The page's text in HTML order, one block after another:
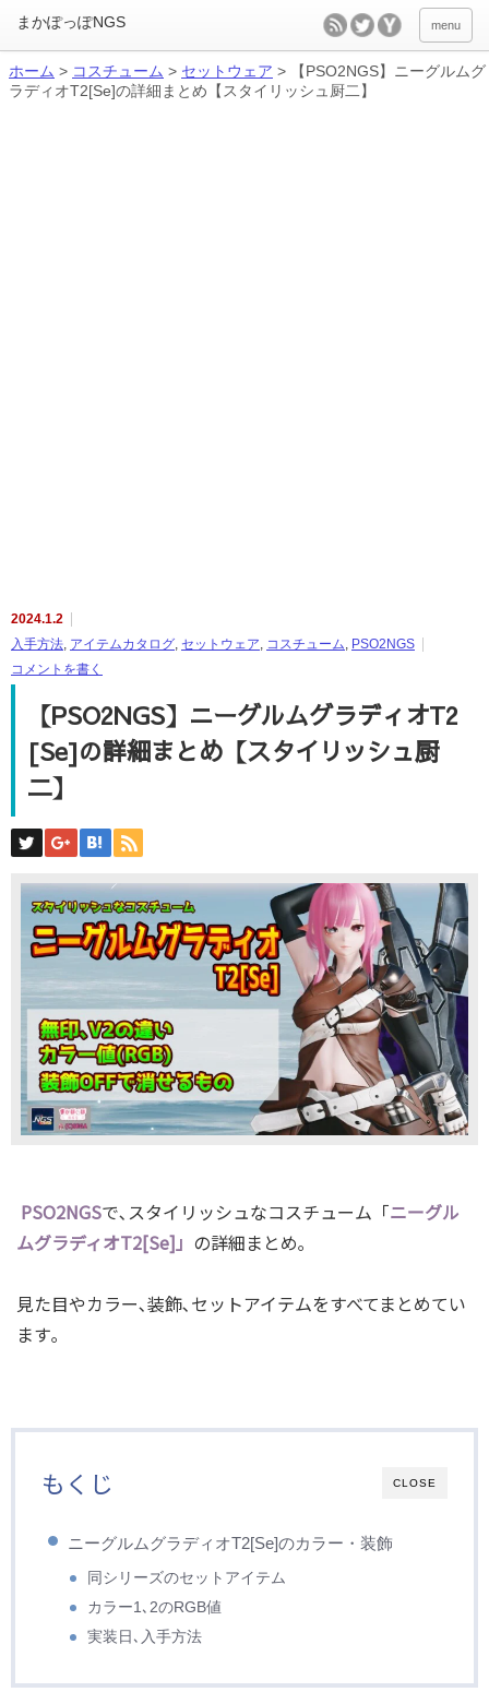
menu
ホーム > コスチューム > セットウェア >
【PSO2NGS】ニーグルムグ
ラディオT2[Se]の詳細まとめ【スタイリッシュ厨二】
2024.1.2
入手方法, アイテムカタログ, セットウェア, コスチューム, PSO2NGS
コメントを書く
【PSO2NGS】ニーグルムグラディオT2
[Se]の詳細まとめ【スタイリッシュ厨
二】
PSO2NGSで､スタイリッシュなコスチューム「ニーグル
ムグラディオT2[Se]」 の詳細まとめ｡
見た目やカラー､装飾､セットアイテムをすべてまとめてい
ます｡
CLOSE
もくじ
ニーグルムグラディオT2[Se]のカラー・装飾
同シリーズのセットアイテム
カラー1､2のRGB値
実装日､入手方法